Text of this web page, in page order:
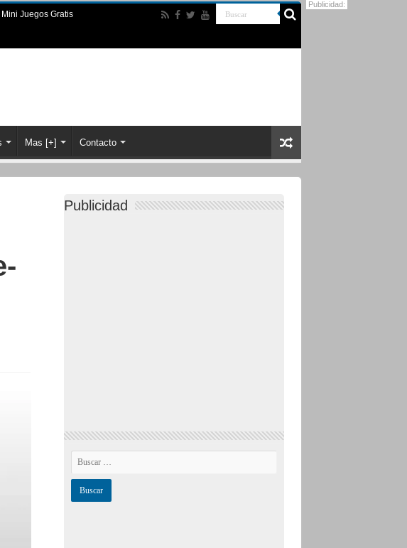
Mini Juegos Gratis
Mas [+] Contacto
Publicidad
Publicidad: